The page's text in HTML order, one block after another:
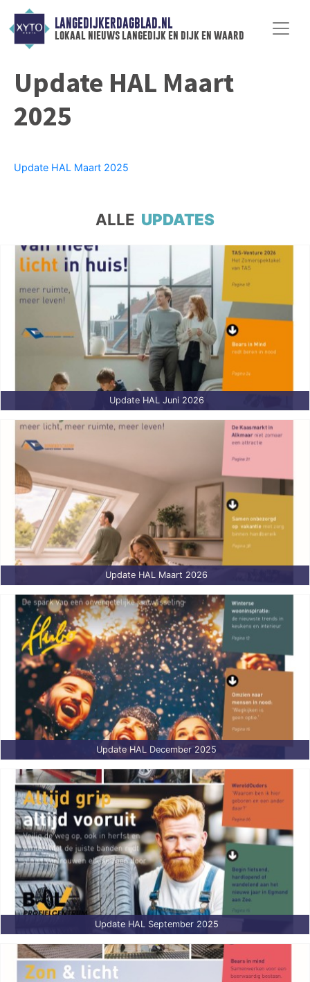
LANGEDIJKERDAGBLAD.NL
lokaal nieuws langedijk en dijk en waard
Update HAL Maart
2025
Update HAL Maart 2025
ALLE UPDATES
Update HAL Juni 2026
Update HAL Maart 2026
Update HAL December 2025
Update HAL September 2025